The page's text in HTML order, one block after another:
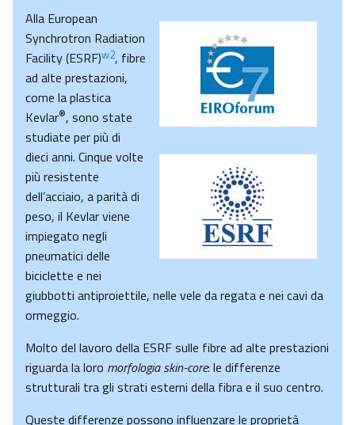
Alla European
Synchrotron Radiation
Facility (ESRF)w2, fibre
ad alte prestazioni,
come la plastica
Kevlar®, sono state
studiate per più di
dieci anni. Cinque volte
più resistente
dell’acciaio, a parità di
peso, il Kevlar viene
impiegato negli
pneumatici delle
biciclette e nei
giubbotti antiproiettile, nelle vele da regata e nei cavi da
ormeggio.
Molto del lavoro della ESRF sulle fibre ad alte prestazioni
riguarda la loro morfologia skin-core: le differenze
strutturali tra gli strati esterni della fibra e il suo centro.
Queste differenze possono influenzare le proprietà